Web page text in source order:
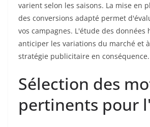
varient selon les saisons. La mise en
des conversions adapté permet
vos campagnes. L'étude des données
anticiper les variations du marché et
stratégie publicitaire en conséquence.
Sélection des
pertinents pour